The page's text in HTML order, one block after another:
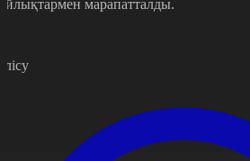
марапатталды.